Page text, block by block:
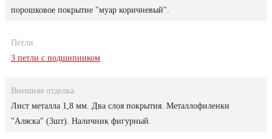
порошковое покрытие "муар коричневый".
Петли
3 петли с подшипником
Внешняя отделка
Лист металла 1,8 мм. Два слоя покрытия. Металлофиленки
"Аляска" (3шт). Наличник фигурный.